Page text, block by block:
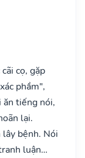
cọ, gặp
phầm",
ăn tiếng nói,
lại.
bệnh. Nói
luận…